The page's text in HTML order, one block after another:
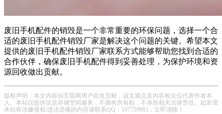
废旧手机配件的销毁是一个非常重要的环保问题，选择一个合
适的废旧手机配件销毁厂家是解决这个问题的关键。希望本文
提供的废旧手机配件销毁厂家联系方式能够帮助您找到合适的
合作伙伴，确保废旧手机配件得到妥善处理，为保护环境和资
源回收做出贡献。
版权声明：本文内容由互联网用户自发贡献，该文观点及内容相关仅代表作者本
人。本站仅提供信息存储空间服务，不拥有所有权，不承担相关法律责任。如发现
本站有涉嫌侵权/违法违规的内容请联系QQ：107759983，立即清除！